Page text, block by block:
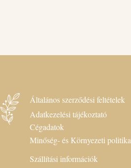
Általános szerződési feltételek
Adatkezelési tájékoztató
Cégadatok
Minőség- és Környezeti politika
Szállítási információk